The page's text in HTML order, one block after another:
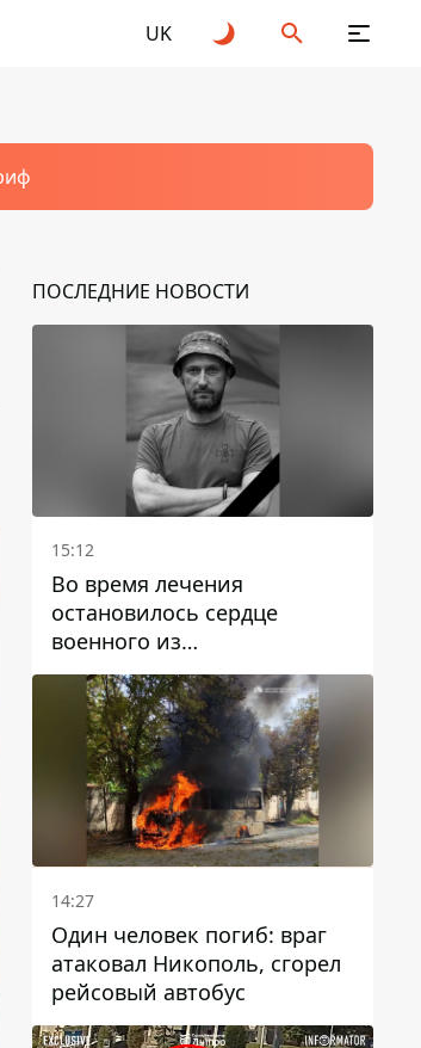
UK
ПОСЛЕДНИЕ НОВОСТИ
15:12
Во время лечения
остановилось сердце
военного из
Днепропетровской области
Ростислава Лупашко
14:27
Один человек погиб: враг
атаковал Никополь, сгорел
рейсовый автобус